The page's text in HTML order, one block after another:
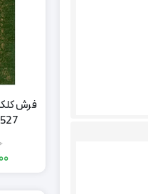
فرش
527-G، سبز چهارمتری